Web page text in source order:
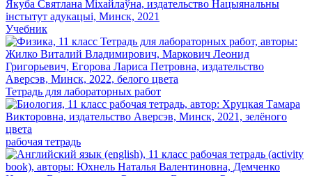
Учебник
Тетрадь для лабораторных работ
рабочая тетрадь